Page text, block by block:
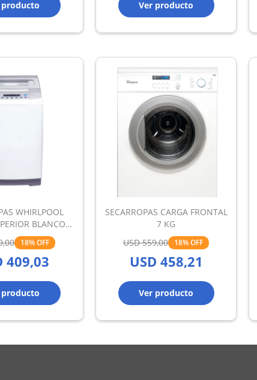
WHIRLPOOL
BLANCO
10.1KG
18
409,03
SECARROPAS CARGA FRONTAL
7 KG
USD 559,00 18
USD 458,21